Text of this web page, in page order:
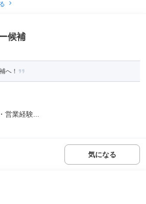
候補
へ！
業経験...
気になる